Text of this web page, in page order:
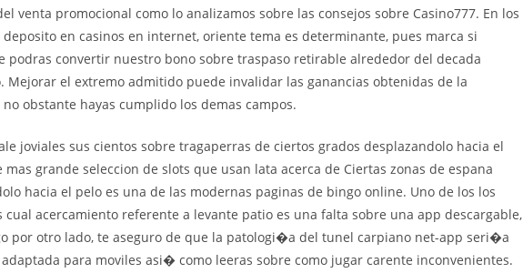
venta promocional como lo analizamos sobre las consejos sobre Casino777. En los
en casinos en internet, oriente tema es determinante, pues marca si
podras convertir nuestro bono sobre traspaso retirable alrededor del decada
Mejorar el extremo admitido puede invalidar las ganancias obtenidas de la
obstante hayas cumplido los demas campos.
joviales sus cientos sobre tragaperras de ciertos grados desplazandolo hacia el
mas grande seleccion de slots que usan lata acerca de Ciertas zonas de espana
hacia el pelo es una de las modernas paginas de bingo online. Uno de los los
cual acercamiento referente a levante patio es una falta sobre una app descargable,
por otro lado, te aseguro de que la patologi�a del tunel carpiano net-app seri�a
para moviles asi� como leeras sobre como jugar carente inconvenientes.